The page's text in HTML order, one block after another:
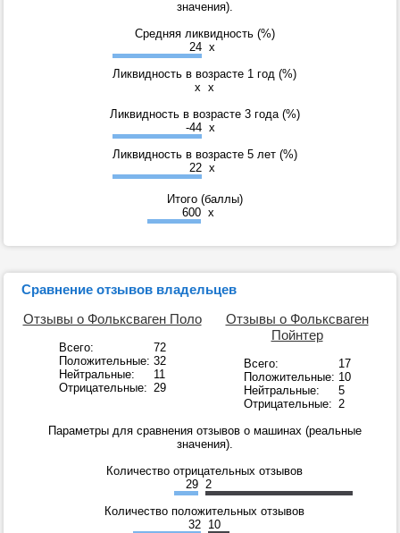
значения).
Средняя ликвидность (%)
24 x
Ликвидность в возрасте 1 год (%)
x x
Ликвидность в возрасте 3 года (%)
-44 x
Ликвидность в возрасте 5 лет (%)
22 x
Итого (баллы)
600 x
Сравнение отзывов владельцев
Отзывы о Фольксваген Поло
Всего:
72
Положительные: 32
Нейтральные:
11
Отрицательные: 29
Отзывы о Фольксваген
Пойнтер
Всего:
17
Положительные: 10
Нейтральные:
5
Отрицательные: 2
Параметры для сравнения отзывов о машинах (реальные
значения).
Количество отрицательных отзывов
29 2
Количество положительных отзывов
32 10